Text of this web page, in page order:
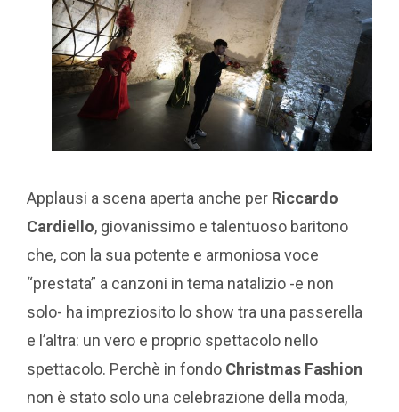
Applausi a scena aperta anche per Riccardo
Cardiello, giovanissimo e talentuoso baritono
che, con la sua potente e armoniosa voce
“prestata” a canzoni in tema natalizio -e non
solo- ha impreziosito lo show tra una passerella
e l’altra: un vero e proprio spettacolo nello
spettacolo. Perchè in fondo Christmas Fashion
non è stato solo una celebrazione della moda,